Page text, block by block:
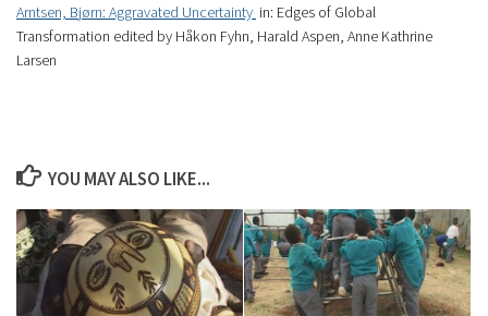
Arntsen, Bjørn: Aggravated Uncertainty in: Edges of Global
Transformation edited by Håkon Fyhn, Harald Aspen, Anne Kathrine
Larsen
YOU MAY ALSO LIKE...